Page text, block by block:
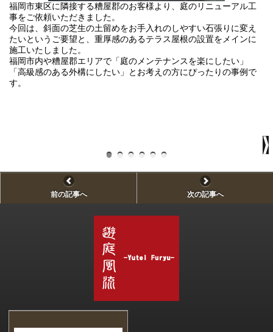
福岡市東区に隣接する糟屋郡のお客様より、庭のリニューアル工
事をご依頼いただきました。
今回は、斜面の芝生の土留めをお手入れのしやすい石張りに変え
たいというご要望と、重厚感のあるテラス屋根の設置をメインに
施工いたしました。
福岡市内や糟屋郡エリアで「庭のメンテナンスを楽にしたい」
「高級感のある外構にしたい」とお考えの方にぴったりの事例で
す。
前の記事へ 次の記事へ